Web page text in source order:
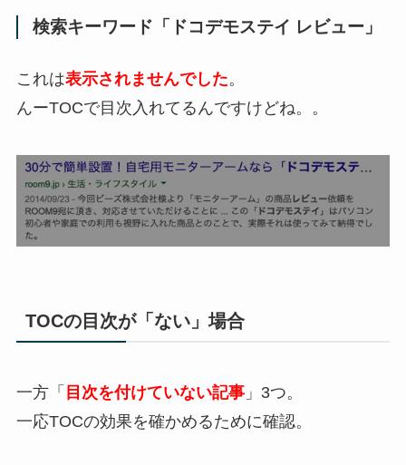
検索キーワード「ドコデモステイ レビュー」
これは表示されませんでした。
んーTOCで目次入れてるんですけどね。。
TOCの目次が「ない」場合
一方「 目次を付けていない記事」3つ。
一応TOCの効果を確かめるために確認。